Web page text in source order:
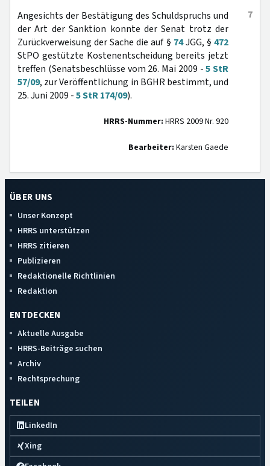
7
Angesichts der Bestätigung des Schuldspruchs und
der Art der Sanktion konnte der Senat trotz der
Zurückverweisung der Sache die auf § 74JGG, §472
StPO gestützte Kostenentscheidung bereits jetzt
treffen (Senatsbeschlüsse vom 26. Mai 2009 -5 StR
57/09, zur Veröffentlichung in BGHR bestimmt, und
25. Juni 2009 -5 StR 174/09).
HRRS-Nummer: HRRS 2009 Nr. 920
Bearbeiter: Karsten Gaede
ÜBER UNS
Unser Konzept
HRRS unterstützen
HRRS zitieren
Publizieren
Redaktionelle Richtlinien
Redaktion
ENTDECKEN
Aktuelle Ausgabe
HRRS-Beiträge suchen
Archiv
Rechtsprechung
TEILEN
LinkedIn
Xing